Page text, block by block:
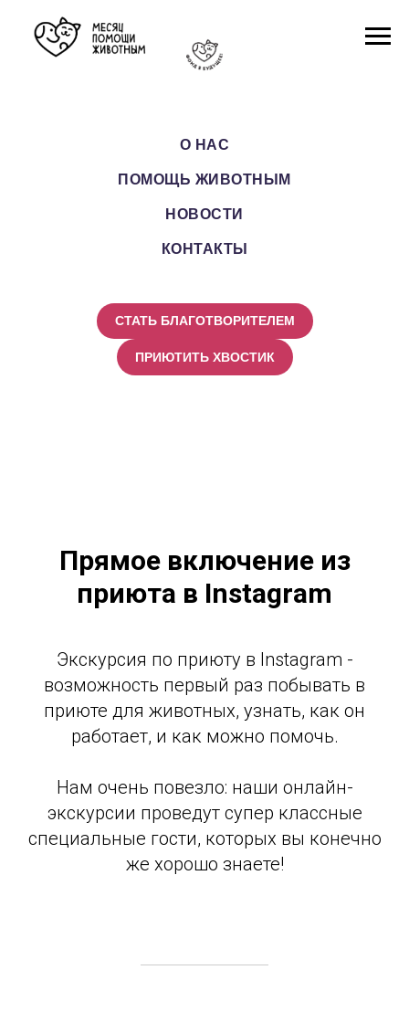
О НАС
ПОМОЩЬ ЖИВОТНЫМ
НОВОСТИ
КОНТАКТЫ
СТАТЬ БЛАГОТВОРИТЕЛЕМ
ПРИЮТИТЬ ХВОСТИК
Прямое включение из
приюта в Instagram
Экскурсия по приюту в Instagram -
возможность первый раз побывать в
приюте для животных, узнать, как он
работает, и как можно помочь.
Нам очень повезло: наши онлайн-
экскурсии проведут супер классные
специальные гости, которых вы конечно
же хорошо знаете!